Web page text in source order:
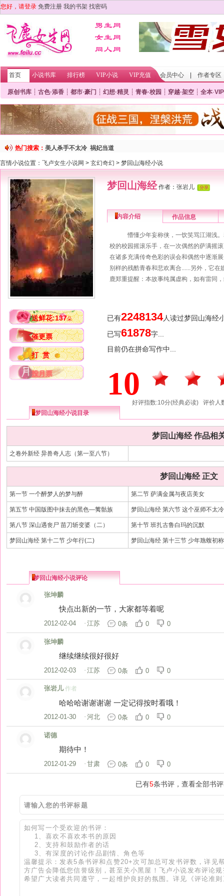
您好，请登录 免费注册 我的书架 找密码
首页 小说书库 排行榜 VIP小说 VIP充值 会员中心 作者专区
原创书库 ┊ 古色·添香 ┊ 都市·豪门 ┊ 幻想·精灵 ┊ 青春·校园 ┊ 穿越·架空 ┊ 全本·VIP
热门搜索： 美人杀手不太冷 祸妃当道
言情小说位置： 飞卢女生小说网 > 玄幻奇幻 > 梦回山海经小说
送鲜花:137朵
催更票
打 赏
投月票
梦回山海经作者： 张岩儿
内容介绍 作品信息
懵懂少年妄称侠，一饮笑骂江湖浅
校的校园摇滚乐手，在一次偶然的萨满摇
在诸多充满传奇色彩的误会和偶然中逐渐
别样的残酷青春和悲欢离合......另外，它
鹿郑重提醒：本故事纯属虚构，如有雷同
已有2248134人读过梦回山海经
已写61878字...
目前仍在拼命写作中...
10
好评指数:10分(经典必读) 评价人
梦回山海经小说目录
梦回山海经 作品相
之卷外新经 异兽奇人志（第一至八节）
梦回山海经 正文
第一节 一个醉梦人的梦与醉 第二节 萨满金属与夜店美女
第五节 中国版图中抹去的黑色—荑骷族 梦回山海经 第六节 这个巫师不太冷
第八节 深山遇丧尸 苗刀斩变婆（二） 第十节 班扎古鲁白玛的沉默
梦回山海经 第十二节 少年行(二) 梦回山海经 第十三节 少年虺蝮初
梦回山海经小说评论
张坤麟
快点出新的一节，大家都等着呢
2012-02-04 · 江苏 0条 0 0
张坤麟
继续继续很好很好
2012-02-03 · 江苏 0条 0 0
张岩儿 作者
哈哈哈谢谢谢谢 一定记得按时看哦！
2012-01-30 · 河北 0条 0 0
诺德
期待中！
2012-01-29 · 甘肃 0条 0 0
已有5条书评，查看全部书